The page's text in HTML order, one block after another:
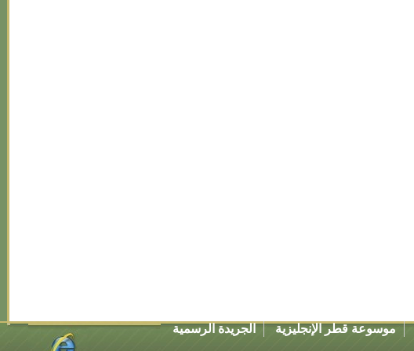
موسوعة قطر الإنجليزية الجريدة الرسمية